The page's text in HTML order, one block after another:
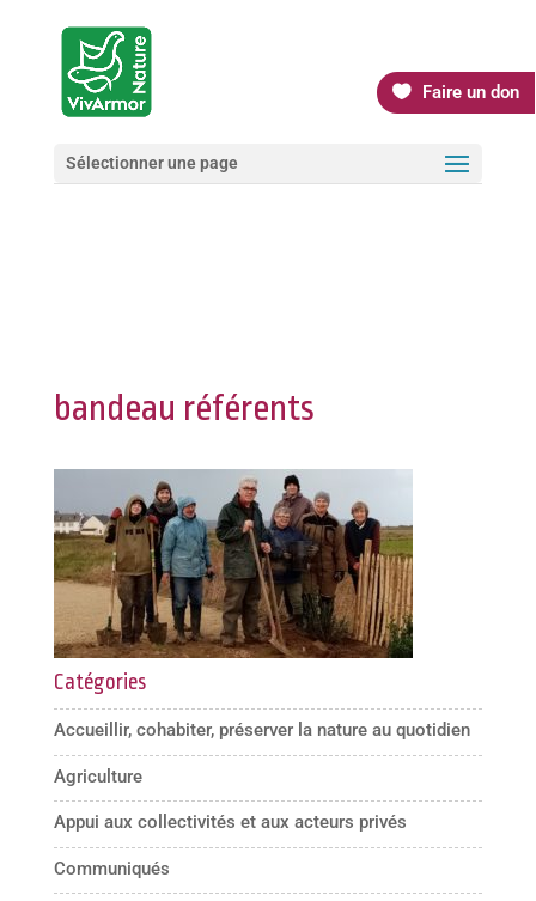
Faire un don
Sélectionner une page
bandeau référents
Catégories
Accueillir, cohabiter, préserver la nature au quotidien
Agriculture
Appui aux collectivités et aux acteurs privés
Communiqués